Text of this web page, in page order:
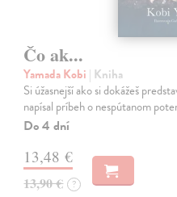
Čo ak...
Yamada Kobi | Kniha
Si úžasnejší ako si dokážeš
napísal príbeh o nespútanom
Do 4 dní
13,48 €
13,90 € ?